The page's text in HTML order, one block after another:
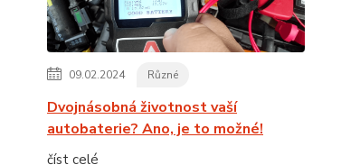
09.02.2024 Různé
Dvojnásobná životnost vaší
autobaterie? Ano, je to možné!
číst celé